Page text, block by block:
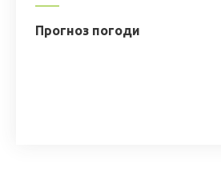
Прогноз погоди